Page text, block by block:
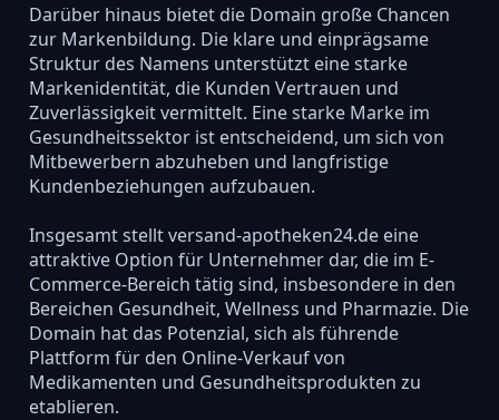
Darüber hinaus bietet die Domain große Chancen
zur Markenbildung. Die klare und einprägsame
Struktur des Namens unterstützt eine starke
Markenidentität, die Kunden Vertrauen und
Zuverlässigkeit vermittelt. Eine starke Marke im
Gesundheitssektor ist entscheidend, um sich von
Mitbewerbern abzuheben und langfristige
Kundenbeziehungen aufzubauen.
Insgesamt stellt versand-apotheken24.de eine
attraktive Option für Unternehmer dar, die im E-
Commerce-Bereich tätig sind, insbesondere in den
Bereichen Gesundheit, Wellness und Pharmazie. Die
Domain hat das Potenzial, sich als führende
Plattform für den Online-Verkauf von
Medikamenten und Gesundheitsprodukten zu
etablieren.